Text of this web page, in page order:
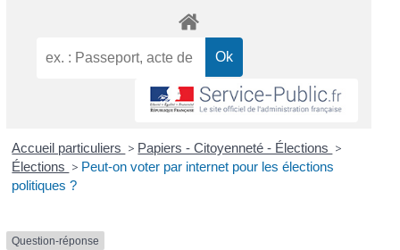
Accueil particuliers > Papiers - Citoyenneté - Élections >
Élections > Peut-on voter par internet pour les élections
politiques ?
Question-réponse